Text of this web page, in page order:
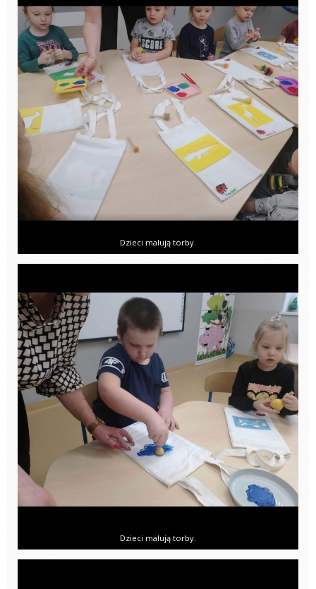
Dzieci malują torby.
Dzieci malują torby.